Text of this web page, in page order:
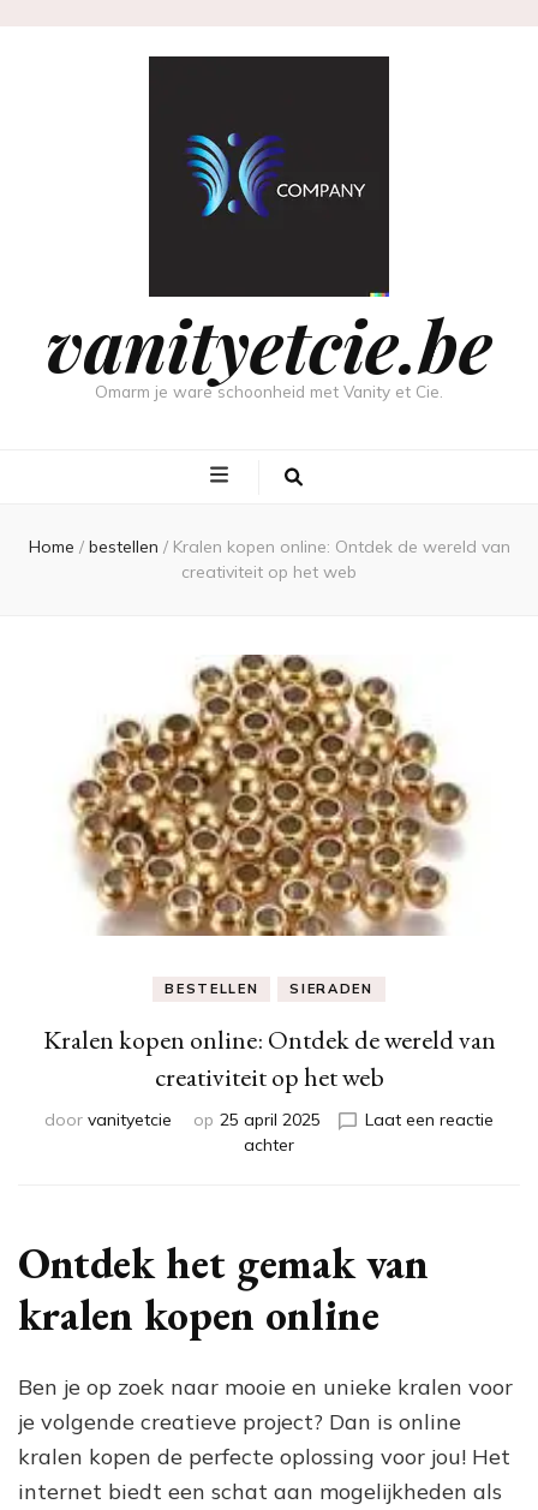
vanityetcie.be
Omarm je ware schoonheid met Vanity et Cie.
Home / bestellen / Kralen kopen online: Ontdek de wereld van
creativiteit op het web
BESTELLEN SIERADEN
Kralen kopen online: Ontdek de wereld van
creativiteit op het web
door vanityetcie op 25 april 2025
Laat een reactie
achterop
Ontdek
de
wereld
van
het
web
Ontdek het gemak van
kralen kopen online
Ben je op zoek naar mooie en unieke kralen voor
je volgende creatieve project? Dan is online
kralen kopen de perfecte oplossing voor jou! Het
internet biedt een schat aan mogelijkheden als